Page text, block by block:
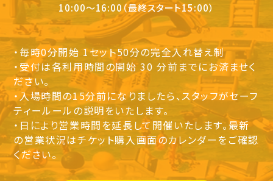
10:00〜16:00（最終スタート15:00）
・毎時0分開始 1セット50分の完全入れ替え制
・受付は各利用時間の開始 30 分前までにお済ませく
ださい。
・入場時間の15分前になりましたら、スタッフがセーフ
ティールールの説明をいたします。
・日により営業時間を延長して開催いたします。最新
の営業状況はチケット購入画面のカレンダーをご確認
ください。